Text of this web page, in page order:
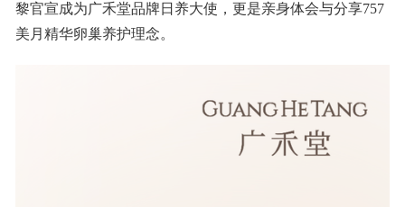
黎官宣成为广禾堂品牌日养大使，更是亲身体会与分享757
美月精华卵巢养护理念。